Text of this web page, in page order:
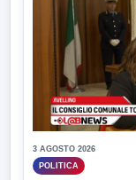
3 AGOSTO 2026
POLITICA